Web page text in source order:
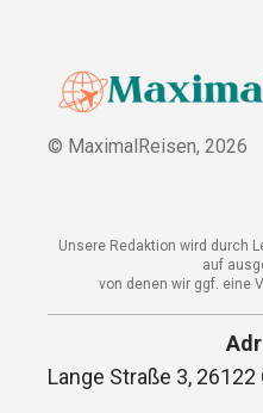
© MaximalReisen, 2026
Unsere Redaktion wird durch
auf
von denen wir ggf. eine
Lange Straße 3,